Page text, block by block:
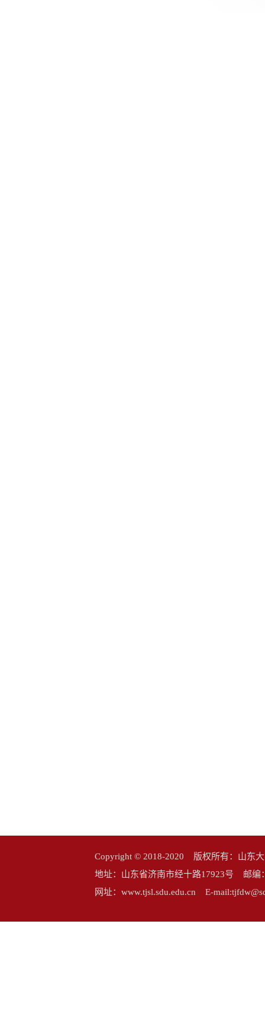
Copyright © 2018-2020 版权所有：山东
地址：山东省济南市经十路17923号 邮
网址：www.tjsl.sdu.edu.cn E-